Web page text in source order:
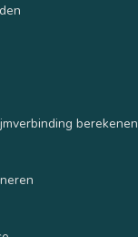
berekenen